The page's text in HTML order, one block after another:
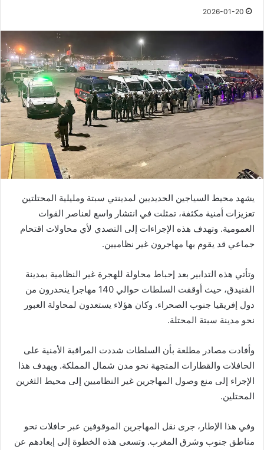
2026-01-20
يشهد محيط السياجين الحديديين لمدينتي سبتة ومليلية المحتلتين
تعزيزات أمنية مكثفة، تمثلت في انتشار واسع لعناصر القوات
العمومية. وتهدف هذه الإجراءات إلى التصدي لأي محاولات اقتحام
جماعي قد يقوم بها مهاجرون غير نظاميين.
وتأتي هذه التدابير بعد إحباط محاولة للهجرة غير النظامية بمدينة
الفنيدق، حيث أوقفت السلطات حوالي 140 مهاجرا ينحدرون من
دول إفريقيا جنوب الصحراء. وكان هؤلاء يستعدون لمحاولة العبور
نحو مدينة سبتة المحتلة.
وأفادت مصادر مطلعة بأن السلطات شددت المراقبة الأمنية على
الحافلات والقطارات المتجهة نحو مدن شمال المملكة. ويهدف هذا
الإجراء إلى منع وصول المهاجرين غير النظاميين إلى محيط الثغرين
المحتلين.
وفي هذا الإطار، جرى نقل المهاجرين الموقوفين عبر حافلات نحو
مناطق جنوب وشرق المغرب. وتسعى هذه الخطوة إلى إبعادهم عن